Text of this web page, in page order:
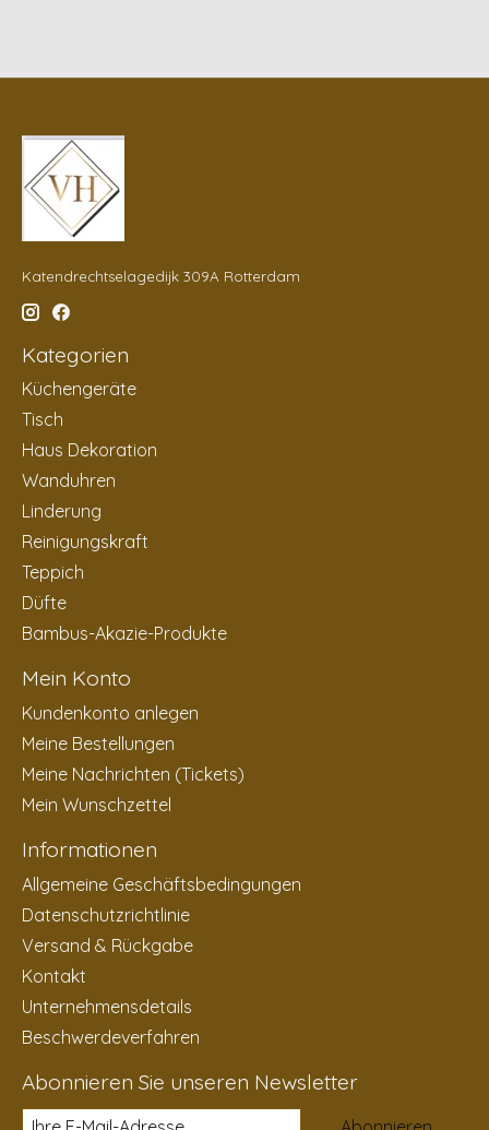
Katendrechtselagedijk 309A Rotterdam
Kategorien
Küchengeräte
Tisch
Haus Dekoration
Wanduhren
Linderung
Reinigungskraft
Teppich
Düfte
Bambus-Akazie-Produkte
Mein Konto
Kundenkonto anlegen
Meine Bestellungen
Meine Nachrichten (Tickets)
Mein Wunschzettel
Informationen
Allgemeine Geschäftsbedingungen
Datenschutzrichtlinie
Versand & Rückgabe
Kontakt
Unternehmensdetails
Beschwerdeverfahren
Abonnieren Sie unseren Newsletter